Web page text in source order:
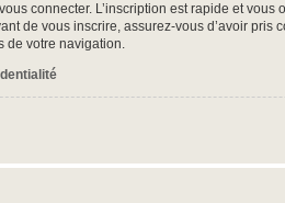
connecter. L’inscription est rapide et
de vous inscrire, assurez-vous d’avoir
de votre navigation.